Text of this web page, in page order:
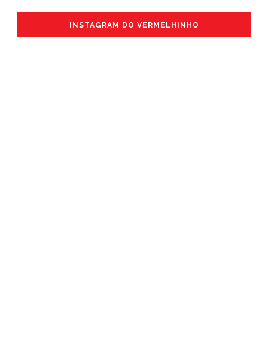
INSTAGRAM DO VERMELHINHO